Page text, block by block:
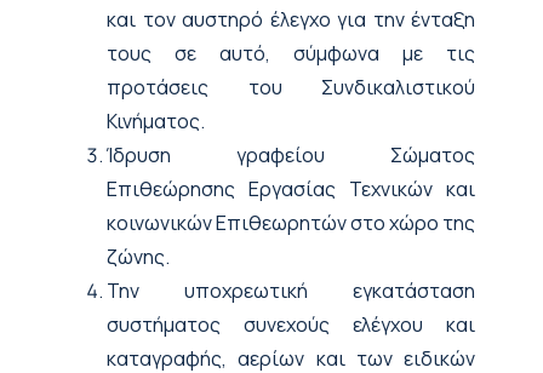
και τον αυστηρό έλεγχο για την ένταξη
τους σε αυτό, σύμφωνα με τις
προτάσεις του Συνδικαλιστικού
Κινήματος.
Ίδρυση γραφείου Σώματος
Επιθεώρησης Εργασίας Τεχνικών και
κοινωνικών Επιθεωρητών στο χώρο της
ζώνης.
Την υποχρεωτική εγκατάσταση
συστήματος συνεχούς ελέγχου και
καταγραφής, αερίων και των ειδικών